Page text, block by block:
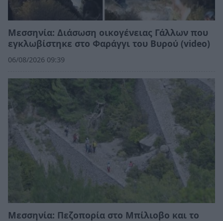
Μεσσηνία: Διάσωση οικογένειας Γάλλων που
εγκλωβίστηκε στο Φαράγγι του Βυρού (video)
06/08/2026 09:39
Μεσσηνία: Πεζοπορία στο Μπίλιοβο και το